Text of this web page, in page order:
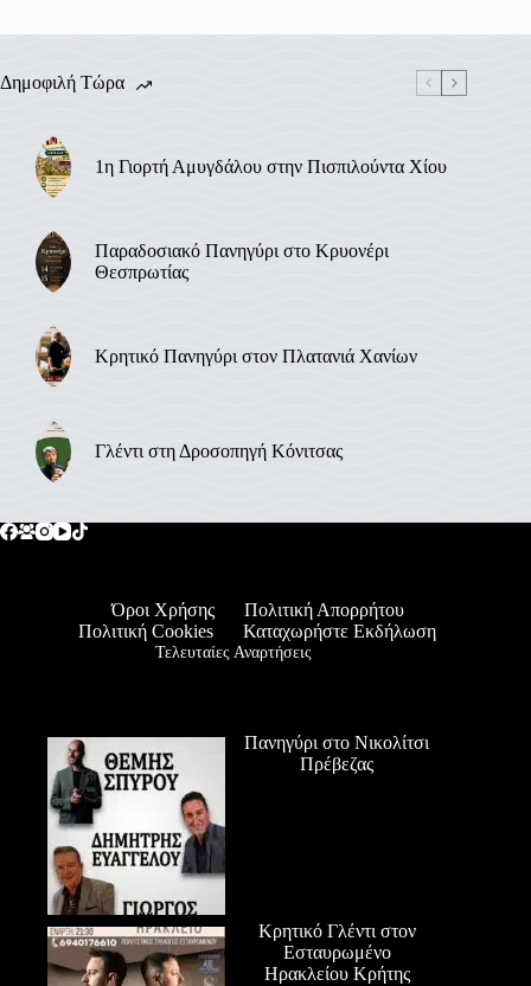
Δημοφιλή Τώρα
1η Γιορτή Αμυγδάλου στην Πισπιλούντα Χίου
Παραδοσιακό Πανηγύρι στο Κρυονέρι
Θεσπρωτίας
Κρητικό Πανηγύρι στον Πλατανιά Χανίων
Γλέντι στη Δροσοπηγή Κόνιτσας
Όροι Χρήσης
Πολιτική Απορρήτου
Πολιτική Cookies
Καταχωρήστε Εκδήλωση
Τελευταίες Αναρτήσεις
Πανηγύρι στο Νικολίτσι
Πρέβεζας
Κρητικό Γλέντι στον
Εσταυρωμένο
Ηρακλείου Κρήτης